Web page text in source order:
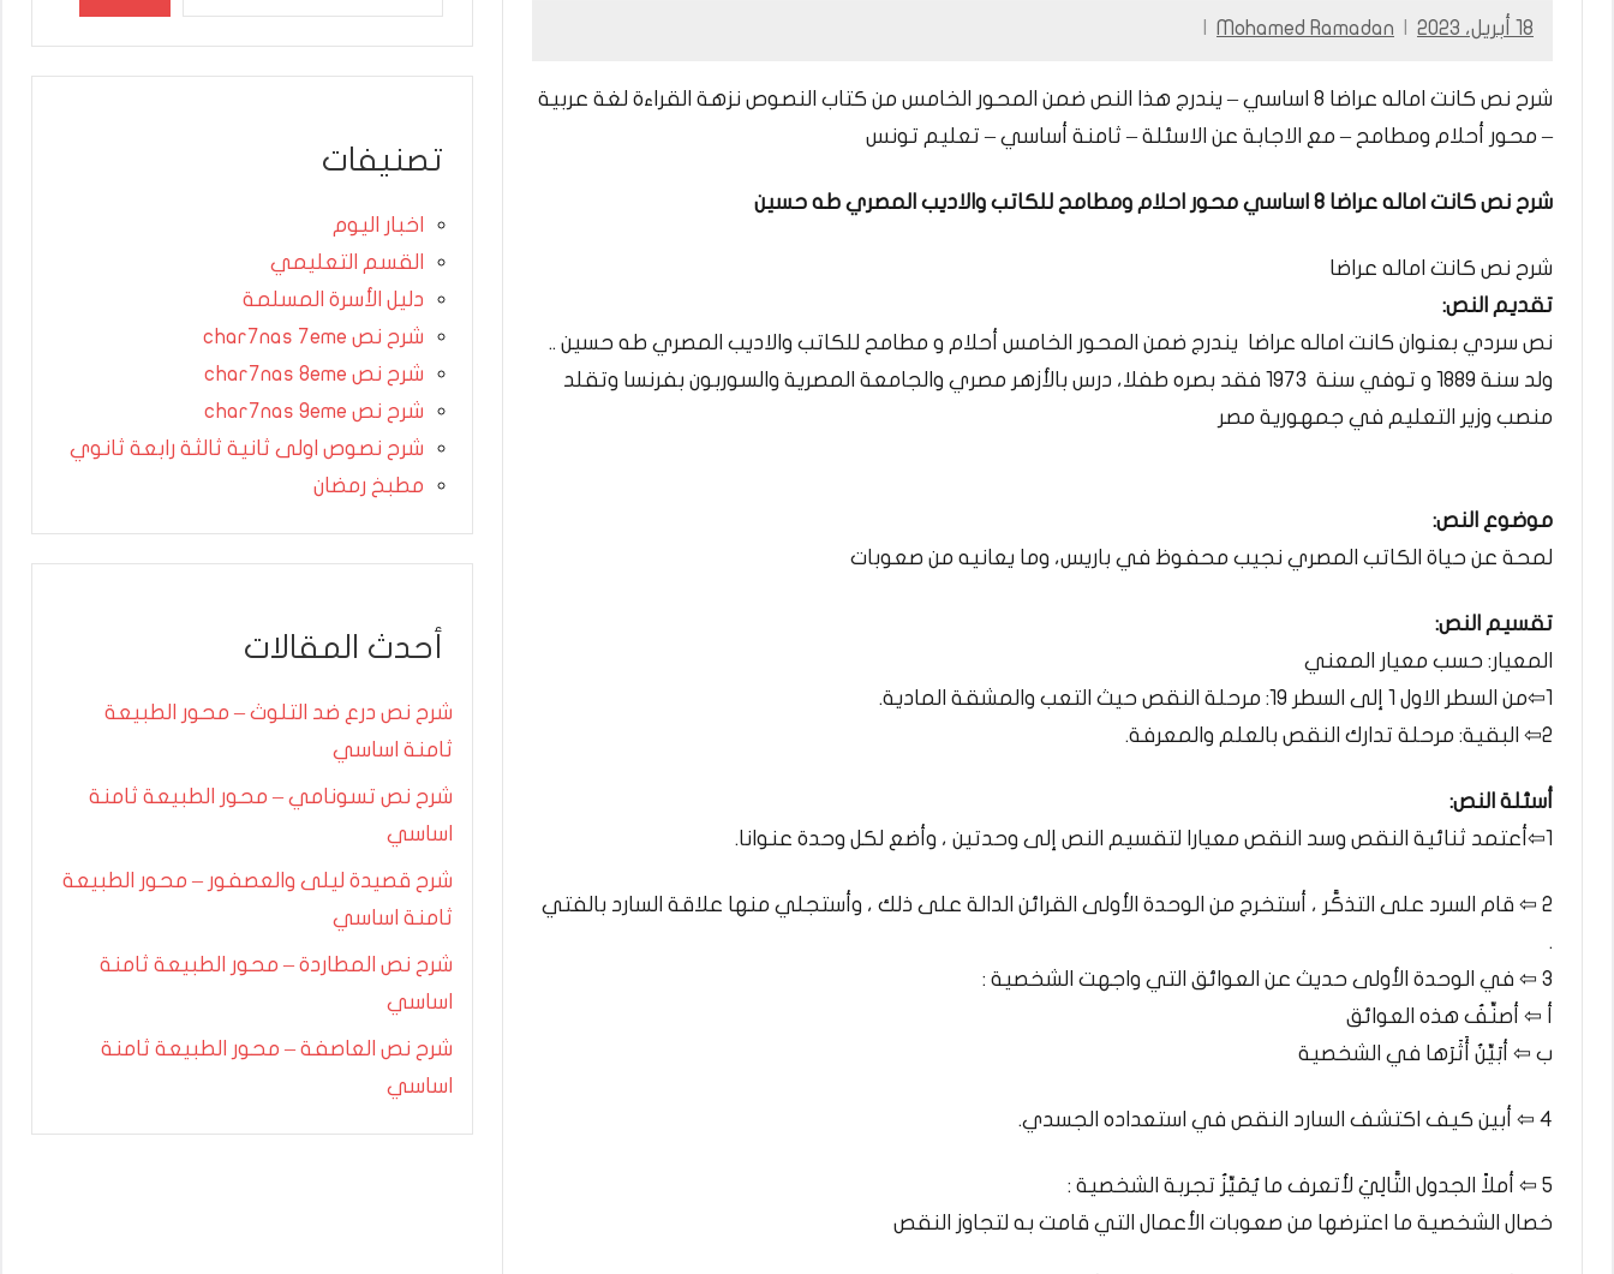
18 أبريل، 2023 Mohamed Ramadan
شرح نص كانت اماله عراضا 8 اساسي – يندرج هذا النص ضمن المحور الخامس من كتاب النصوص نزهة القراءة لغة عربية
– محور أحلام ومطامح – مع الاجابة عن الاسئلة – ثامنة أساسي – تعليم تونس
شرح نص كانت اماله عراضا 8 اساسي محور احلام ومطامح للكاتب والاديب المصري طه حسين
شرح نص كانت اماله عراضا
تقديم النص:
نص سردي بعنوان كانت اماله عراضا يندرج ضمن المحور الخامس أحلام و مطامح للكاتب والاديب المصري طه حسين ..
ولد سنة 1889 و توفي سنة 1973 فقد بصره طفلا، درس بالأزهر مصري والجامعة المصرية والسوربون بفرنسا وتقلد
منصب وزير التعليم في جمهورية مصر
موضوع النص:
لمحة عن حياة الكاتب المصري نجيب محفوظ في باريس، وما يعانيه من صعوبات
تقسيم النص:
المعيار: حسب معيار المعني
1⇦من السطر الاول 1 إلى السطر 19: مرحلة النقص حيث التعب والمشقة المادية.
2⇦ البقية: مرحلة تدارك النقص بالعلم والمعرفة.
أسئلة النص:
1⇦أعتمد ثنائية النقص وسد النقص معيارا لتقسيم النص إلى وحدتين ، وأضع لكل وحدة عنوانا.
2 ⇦ قام السرد على التذكَّر ، أستخرج من الوحدة الأولى القرائن الدالة على ذلك ، وأستجلي منها علاقة السارد بالفتي
.
3 ⇦ في الوحدة الأولى حديث عن العوائق التي واجهت الشخصية :
أ ⇦ أصنِّفُ هذه العوائق
ب ⇦ أبَيِّنُ أَثَرَها في الشخصية
4 ⇦ أبين كيف اكتشف السارد النقص في استعداده الجسدي.
5 ⇦ أملاً الجدول التَّالِيَ لأتعرف ما يُمَيِّزُ تجربة الشخصية :
خصال الشخصية ما اعترضها من صعوبات الأعمال التي قامت به لتجاوز النقص
تصنيفات
اخبار اليوم
القسم التعليمي
دليل الأسرة المسلمة
شرح نص char7nas 7eme
شرح نص char7nas 8eme
شرح نص char7nas 9eme
شرح نصوص اولى ثانية ثالثة رابعة ثانوي
مطبخ رمضان
أحدث المقالات
شرح نص درع ضد التلوث – محور الطبيعة
ثامنة اساسي
شرح نص تسونامي – محور الطبيعة ثامنة
اساسي
شرح قصيدة ليلى والعصفور – محور الطبيعة
ثامنة اساسي
شرح نص المطاردة – محور الطبيعة ثامنة
اساسي
شرح نص العاصفة – محور الطبيعة ثامنة
اساسي